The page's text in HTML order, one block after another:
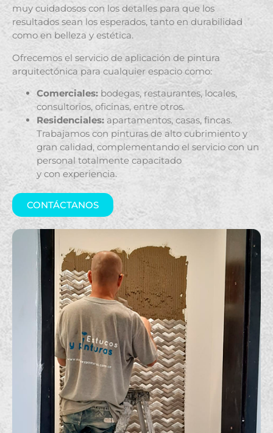
muy cuidadosos con los detalles para que los
resultados sean los esperados, tanto en durabilidad
como en belleza y estética.
Ofrecemos el servicio de aplicación de pintura
arquitectónica para cualquier espacio como:
Comerciales: bodegas, restaurantes, locales,
consultorios, oficinas, entre otros.
Residenciales: apartamentos, casas, fincas.
Trabajamos con pinturas de alto cubrimiento y
gran calidad, complementando el servicio con un
personal totalmente capacitado
y con experiencia.
CONTÁCTANOS